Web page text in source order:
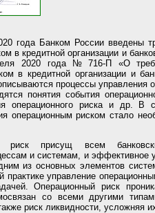
года Банком России введены
в кредитной организации и
2020 года № 716-П «О
в кредитной организации и
процессы управления
понятия события
операционного риска и др. В
операционным риском стало
риск присущ всем
и системам, и эффективное
из основных элементов
практике управление
Операционный риск
со всеми другими
риск ликвидности, усложняя